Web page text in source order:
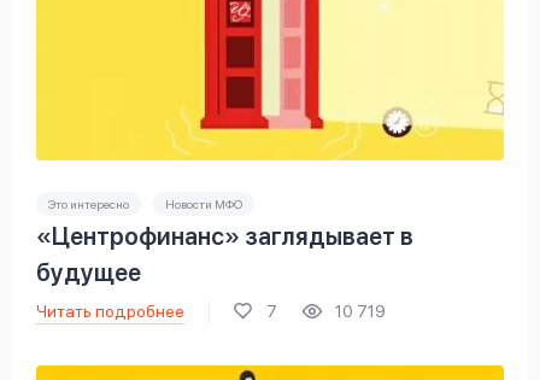
Это интересно Новости МФО
«Центрофинанс» заглядывает в
будущее
Читать подробнее 7 10 719